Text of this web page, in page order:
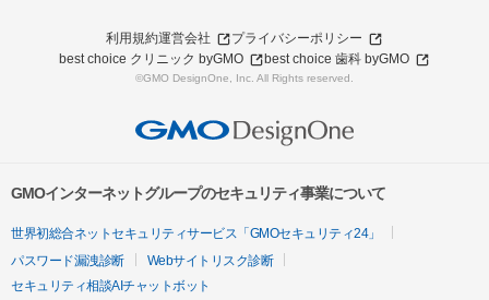
利用規約運営会社
プライバシーポリシー
best choice クリニック byGMO
best choice 歯科 byGMO
©GMO DesignOne, Inc. All Rights reserved.
GMOインターネットグループのセキュリティ事業について
世界初総合ネットセキュリティサービス「GMOセキュリティ24」
パスワード漏洩診断
Webサイトリスク診断
セキュリティ相談AIチャットボット